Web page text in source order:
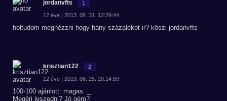
jordanvfts 1
12 éve | 2013. 08. 31. 12:29:44
holtudom megnézzni hogy hány százalékot ir? köszi jordanvfts
krisztian122 2
12 éve | 2013. 08. 25. 20:14:59
100-100 ajánlott: magas. _
Megéri leszedni? Jó gém?